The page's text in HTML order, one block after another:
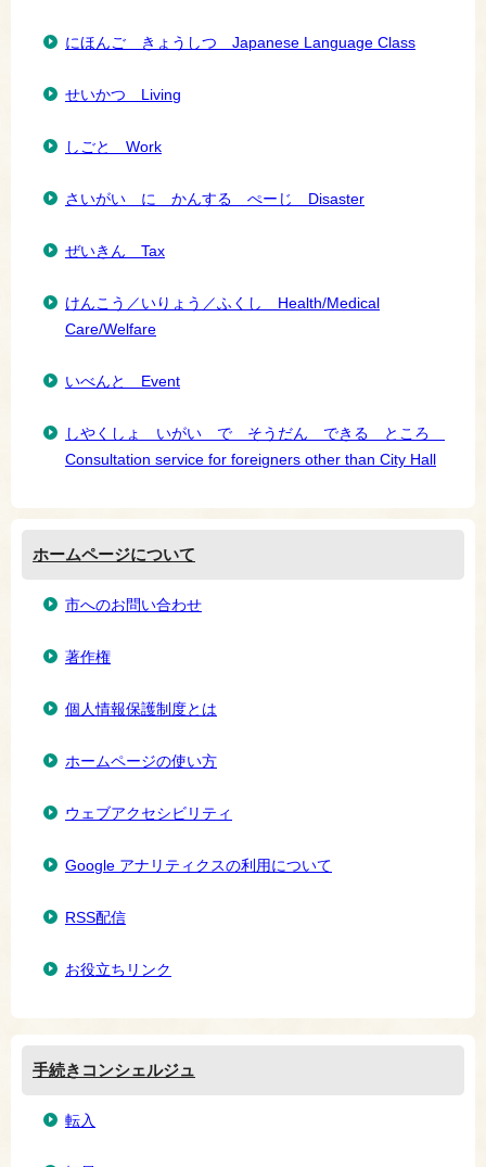
にほんご きょうしつ Japanese Language Class
せいかつ Living
しごと Work
さいがい に かんする ぺーじ Disaster
ぜいきん Tax
けんこう／いりょう／ふくし Health/Medical
Care/Welfare
いべんと Event
しやくしょ いがい で そうだん できる ところ
Consultation service for foreigners other than City Hall
ホームページについて
市へのお問い合わせ
著作権
個人情報保護制度とは
ホームページの使い方
ウェブアクセシビリティ
Google アナリティクスの利用について
RSS配信
お役立ちリンク
手続きコンシェルジュ
転入